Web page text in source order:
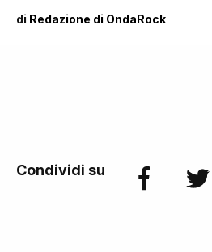
di Redazione di OndaRock
Condividi su